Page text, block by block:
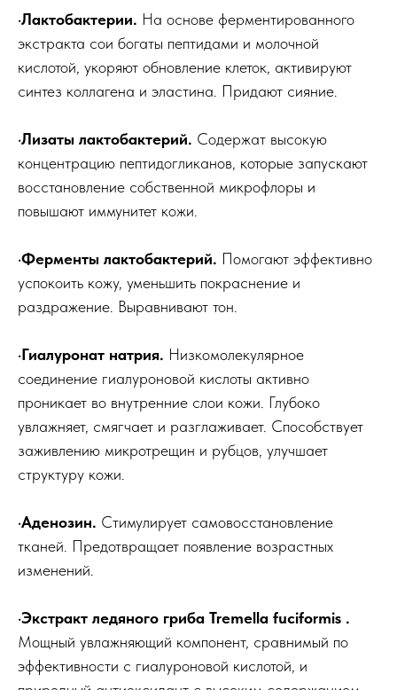
·Лактобактерии. На основе ферментированного
экстракта сои богаты пептидами и молочной
кислотой, укоряют обновление клеток, активируют
синтез коллагена и эластина. Придают сияние.
·Лизаты лактобактерий. Содержат высокую
концентрацию пептидогликанов, которые запускают
восстановление собственной микрофлоры и
повышают иммунитет кожи.
·Ферменты лактобактерий. Помогают эффективно
успокоить кожу, уменьшить покраснение и
раздражение. Выравнивают тон.
·Гиалуронат натрия. Низкомолекулярное
соединение гиалуроновой кислоты активно
проникает во внутренние слои кожи. Глубоко
увлажняет, смягчает и разглаживает. Способствует
заживлению микротрещин и рубцов, улучшает
структуру кожи.
·Аденозин. Стимулирует самовосстановление
тканей. Предотвращает появление возрастных
изменений.
·Экстракт ледяного гриба Tremella fuciformis .
Мощный увлажняющий компонент, сравнимый по
эффективности с гиалуроновой кислотой, и